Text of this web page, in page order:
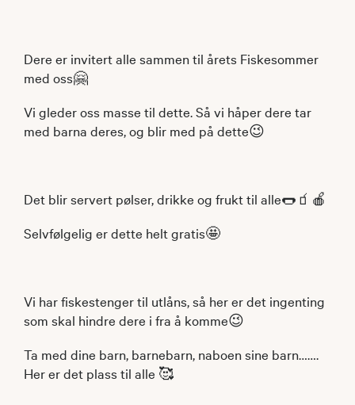
Dere er invitert alle sammen til årets Fiskesommer
med oss🤗
Vi gleder oss masse til dette. Så vi håper dere tar
med barna deres, og blir med på dette😉
Det blir servert pølser, drikke og frukt til alle🌭🧃🍎
Selvfølgelig er dette helt gratis🤩
Vi har fiskestenger til utlåns, så her er det ingenting
som skal hindre dere i fra å komme😉
Ta med dine barn, barnebarn, naboen sine barn…….
Her er det plass til alle 🥰